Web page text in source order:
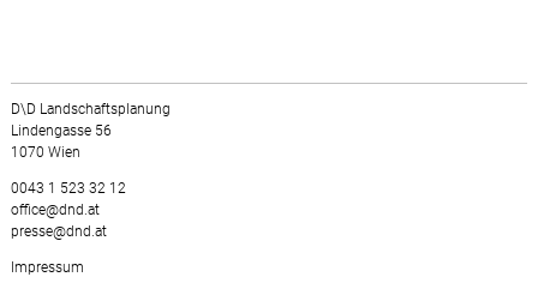
D\D Landschaftsplanung
Lindengasse 56
1070 Wien
0043 1 523 32 12
office@dnd.at
presse@dnd.at
Impressum